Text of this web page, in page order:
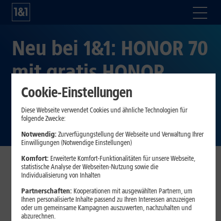
Neu bei 1&1: HONOR 70
mit gratis HONOR
Earbuds 3 Pro im Wert
von 199 Euro
Montabaur, 02. September 2022
ist ab sofort bei 1&1 verfügbar. Wer das aktuelle Flaggschiff
des chinesischen Smartphone-Herstellers in Kombination
mit einer 1&1 All-Net-Flat erwirbt, erhält die Earbuds 3 Pro
Cookie-Einstellungen
Diese Webseite verwendet Cookies und ähnliche Technologien für
folgende Zwecke:
Notwendig: Zurverfügungstellung der Webseite und Verwaltung Ihrer
Einwilligungen (Notwendige Einstellungen)
Komfort: Erweiterte Komfort-Funktionalitäten für unsere Webseite,
statistische Analyse der Webseiten-Nutzung sowie die
Individualisierung von Inhalten
Partnerschaften: Kooperationen mit ausgewählten Partnern, um
Ihnen personalisierte Inhalte passend zu Ihren Interessen anzuzeigen
oder um gemeinsame Kampagnen auszuwerten, nachzuhalten und
abzurechnen.